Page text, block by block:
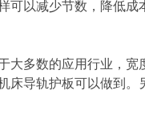
可以减少节数，降低成
多数的应用行业，宽
床导轨护板可以做到。